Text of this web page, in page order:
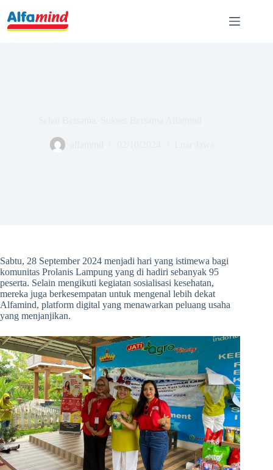
Sabtu, 28 September 2024 menjadi hari yang istimewa bagi
komunitas Prolanis Lampung yang di hadiri sebanyak 95
peserta. Selain mengikuti kegiatan sosialisasi kesehatan,
mereka juga berkesempatan untuk mengenal lebih dekat
Alfamind, platform digital yang menawarkan peluang usaha
yang menjanjikan.